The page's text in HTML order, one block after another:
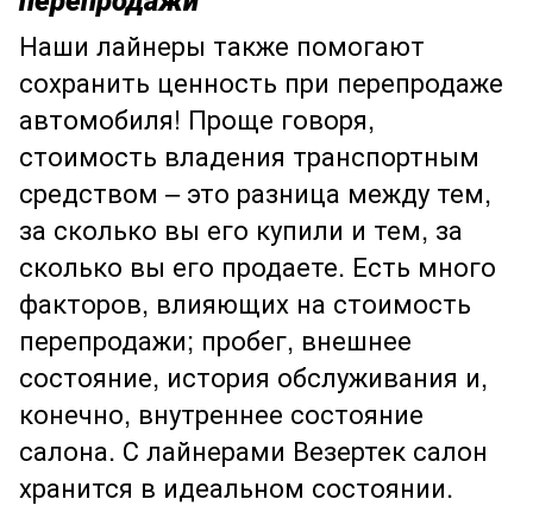
Наши лайнеры также помогают
сохранить ценность при перепродаже
автомобиля! Проще говоря,
стоимость владения транспортным
средством – это разница между тем,
за сколько вы его купили и тем, за
сколько вы его продаете. Есть много
факторов, влияющих на стоимость
перепродажи; пробег, внешнее
состояние, история обслуживания и,
конечно, внутреннее состояние
салона. С лайнерами Везертек салон
хранится в идеальном состоянии.